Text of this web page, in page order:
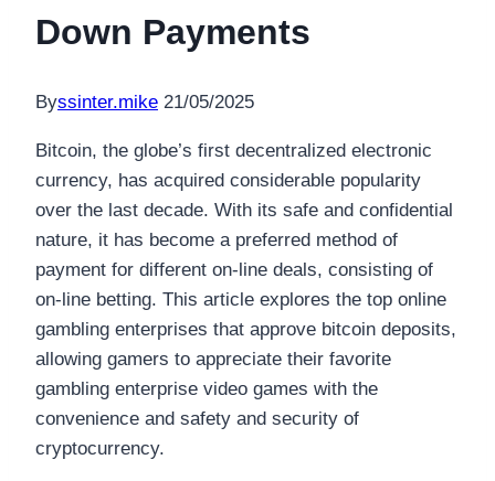
Down Payments
Byssinter.mike 21/05/2025
Bitcoin, the globe’s first decentralized electronic
currency, has acquired considerable popularity
over the last decade. With its safe and confidential
nature, it has become a preferred method of
payment for different on-line deals, consisting of
on-line betting. This article explores the top online
gambling enterprises that approve bitcoin deposits,
allowing gamers to appreciate their favorite
gambling enterprise video games with the
convenience and safety and security of
cryptocurrency.